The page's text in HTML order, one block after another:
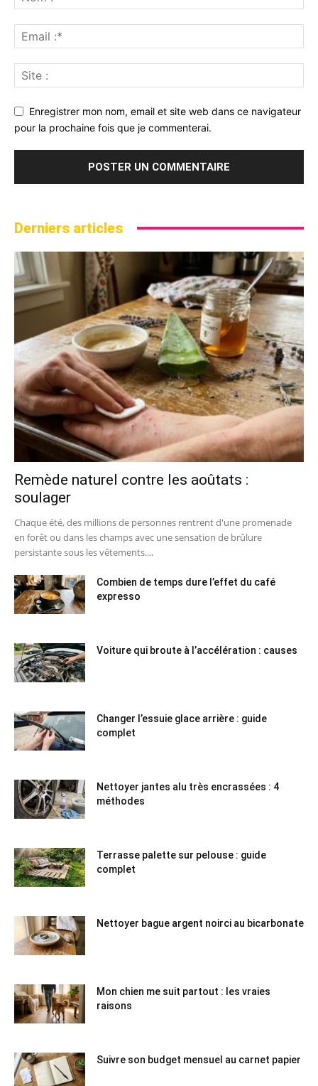
Enregistrer mon nom, email et site web dans ce navigateur
pour la prochaine fois que je commenterai.
Derniers articles
Remède naturel contre les aoûtats :
soulager
Chaque été, des millions de personnes rentrent d'une promenade
en forêt ou dans les champs avec une sensation de brûlure
persistante sous les vêtements....
Combien de temps dure l’effet du café
expresso
Voiture qui broute à l’accélération : causes
Changer l’essuie glace arrière : guide
complet
Nettoyer jantes alu très encrassées : 4
méthodes
Terrasse palette sur pelouse : guide
complet
Nettoyer bague argent noirci au bicarbonate
Mon chien me suit partout : les vraies
raisons
Suivre son budget mensuel au carnet papier